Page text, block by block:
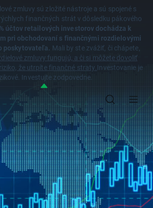
zmluvy sú zložité nástroje a sú spojené s
finančných strát v dôsledku pákového
účtov retailových investorov dochádza k
pri obchodovaní s finančnými rozdielovými
poskytovateľa. Mali by ste zvážiť, či chápete,
zmluvy fungujú, a či si môžete dovoliť
že utrpíte finančné straty.Investovanie je
Investujte zodpovedne.